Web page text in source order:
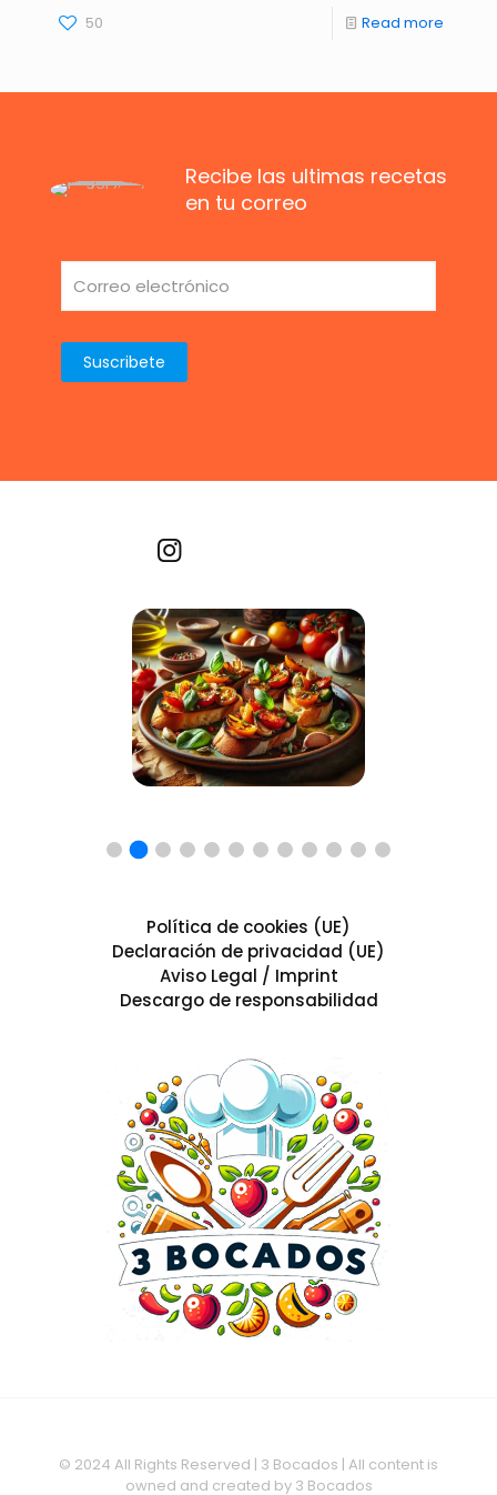
50 Read more
Recibe las ultimas recetas
en tu correo
Política de cookies (UE)
Declaración de privacidad (UE)
Aviso Legal / Imprint
Descargo de responsabilidad
© 2024 All Rights Reserved | 3 Bocados | All content is
owned and created by 3 Bocados